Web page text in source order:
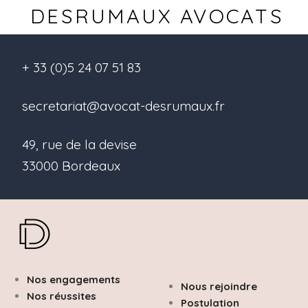
DESRUMAUX AVOCATS
+ 33 (0)5 24 07 51 83
secretariat@avocat-desrumaux.fr
49, rue de la devise
33000 Bordeaux
Nous rejoindre
Postulation
Nos engagements
Nos réussites